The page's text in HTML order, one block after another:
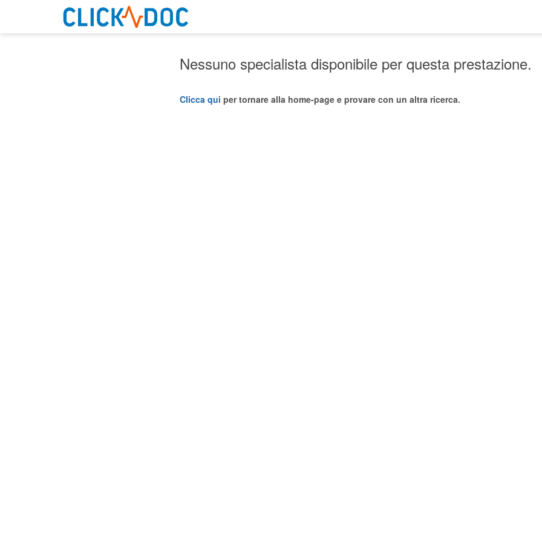
Nessuno specialista disponibile per questa prestazione.
Clicca qui per tornare alla home-page e provare con un altra ricerca.